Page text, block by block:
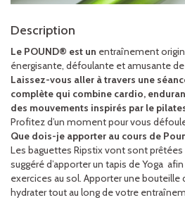
Description
Le POUND® est un entraînement
énergisante, défoulante et amusante
Laissez-vous aller à travers une
complète qui combine cardio,
des mouvements inspirés par le
Profitez d’un moment pour vous
Que dois-je apporter au cours de
Les baguettes Ripstix vont sont
suggéré d’apporter un tapis de Yoga
exercices au sol. Apporter une bouteille
hydrater tout au long de votre